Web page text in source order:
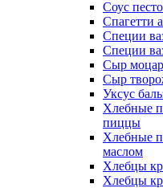
Соус
Спагетти
Специи
Специи
Сыр
Сыр
Уксус
Хлебные
пиццы
Хлебные
маслом
Хлебцы
Хлебцы